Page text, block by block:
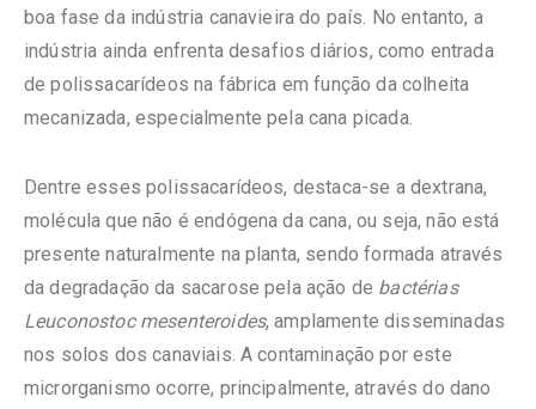
boa fase da indústria canavieira do país. No entanto, a
indústria ainda enfrenta desafios diários, como entrada
de polissacarídeos na fábrica em função da colheita
mecanizada, especialmente pela cana picada.
Dentre esses polissacarídeos, destaca-se a dextrana,
molécula que não é endógena da cana, ou seja, não está
presente naturalmente na planta, sendo formada através
da degradação da sacarose pela ação de bactérias
Leuconostoc mesenteroides, amplamente disseminadas
nos solos dos canaviais. A contaminação por este
microrganismo ocorre, principalmente, através do dano